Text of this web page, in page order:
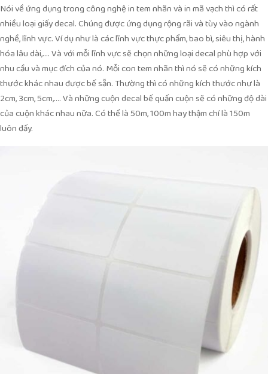
Nói về ứng dụng trong công nghệ in tem nhãn và in mã vạch thì có rất
nhiều loại giấy decal. Chúng được ứng dụng rộng rãi và tùy vào ngành
nghề, lĩnh vực. Ví dụ như là các lĩnh vực thực phẩm, bao bì, siêu thị, hành
hóa lâu dài,…. Và với mỗi lĩnh vực sẽ chọn những loại decal phù hợp với
nhu cầu và mục đích của nó. Mỗi con tem nhãn thì nó sẽ có những kích
thước khác nhau được bế sẵn. Thường thì có những kích thước như là
2cm, 3cm, 5cm,…. Và những cuộn decal bế quấn cuộn sẽ có những độ dài
của cuộn khác nhau nữa. Có thể là 50m, 100m hay thậm chí là 150m
luôn đấy.